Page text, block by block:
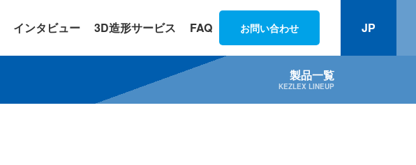
インタビュー 3D造形サービス FAQ お問い合わせ JP
製品一覧
KEZLEX LINEUP